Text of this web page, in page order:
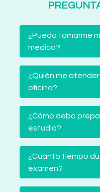
¿Puedo tomarme
médico?
¿Quién me
oficina?
¿Cómo debo
estudio?
¿Cuánto tiempo
examen?